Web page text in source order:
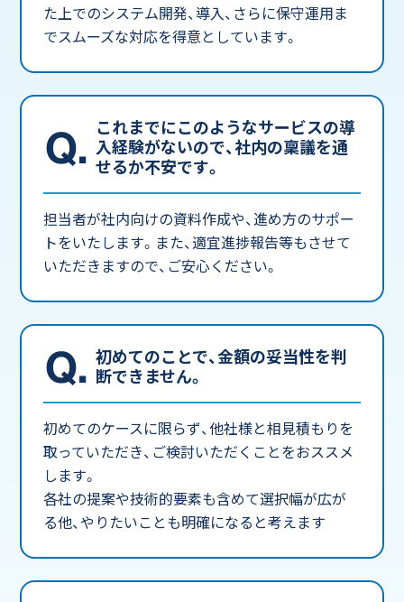
た上でのシステム開発、導入、さらに保守運用ま
でスムーズな対応を得意としています。
これまでにこのようなサービスの導
入経験がないので、社内の稟議を通
せるか不安です。
担当者が社内向けの資料作成や、進め方のサポー
トをいたします。また、適宜進捗報告等もさせて
いただきますので、ご安心ください。
初めてのことで、金額の妥当性を判
断できません。
初めてのケースに限らず、他社様と相見積もりを
取っていただき、ご検討いただくことをおススメ
します。
各社の提案や技術的要素も含めて選択幅が広が
る他、やりたいことも明確になると考えます